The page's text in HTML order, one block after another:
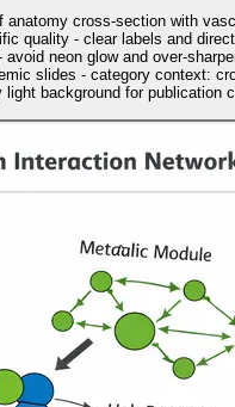
cross-section with
quality - clear labels and
neon glow and over-
slides - category context:
background for